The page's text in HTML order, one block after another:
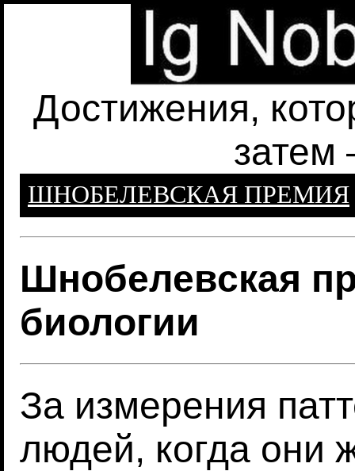
Достижения,
затем
ШНОБЕЛЕВСКАЯ ПРЕМИЯ
Шнобелевская
биологии
За измерения
людей, когда они